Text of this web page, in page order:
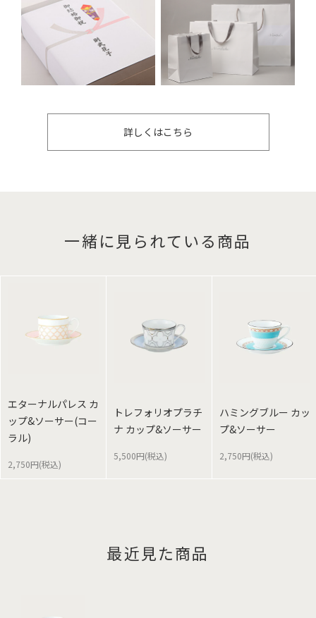
詳しくはこちら
一緒に見られている商品
エターナルパレス カ
ップ&ソーサー(コー
ラル)
2,750円(税込)
トレフォリオプラチ
ナ カップ&ソーサー
5,500円(税込)
ハミングブルー カッ
プ&ソーサー
2,750円(税込)
最近見た商品